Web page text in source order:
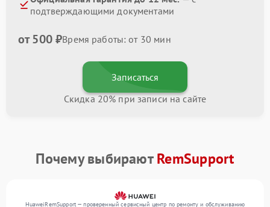
подтверждающими документами
от 500 ₽Время работы: от 30 мин
Записаться
Скидка 20% при записи на сайте
Почему выбираютRemSupport
HuaweiRemSupport — проверенный сервисный центр по ремонту и обслуживанию